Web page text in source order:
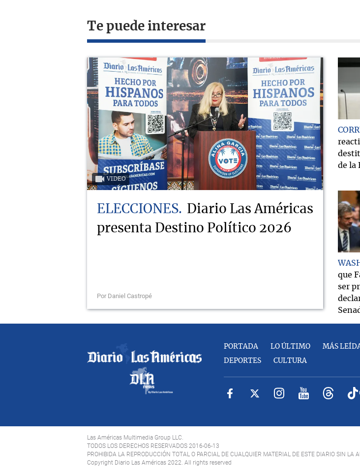
Te puede interesar
VIDEO
ELECCIONES
Diario Las Américas
presenta Destino Político 2026
Por Daniel Castropé
de la
que
ser
PORTADA LO ÚLTIMO MÁS
DEPORTES CULTURA
Las Américas Multimedia Group LLC.
TODOS LOS DERECHOS RESERVADOS 2016-06-13
PROHIBIDA LA REPRODUCCIÓN TOTAL O PARCIAL DE CUALQUIER MATERIAL DE ESTE DIARIO SIN LA
Copyright Diario Las Américas 2022. All rights reserved